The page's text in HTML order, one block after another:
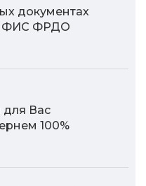
документах
ФИС ФРДО
Вас
100%